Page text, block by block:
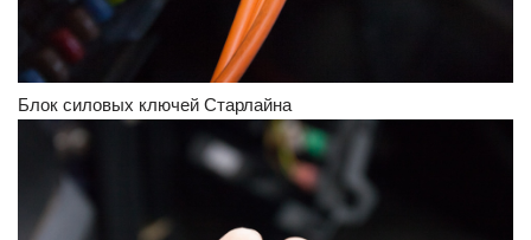
Блок силовых ключей Старлайна